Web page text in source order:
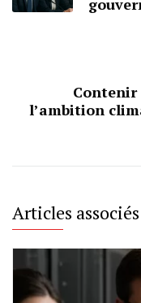
Contenir
l’ambition
Articles associés